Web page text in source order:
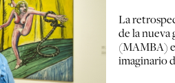
La
de la
(MAMBA)
imaginario